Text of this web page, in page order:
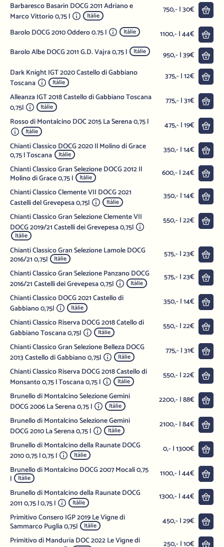
Barbaresco Basarin DOCG 2011 Adriano e
Marco Vittorio 0,75 l
Itálie
750,- | 30€
Barolo DOCG 2010 Oddero 0.75 l Itálie 1100,- | 44€
Barolo Albe DOCG 2011 G.D. Vajra 0,75 l Itálie 950,- | 39€
Dark Knight IGT 2020 Castello di Gabbiano
Toscana
Itálie
375,- | 12€
Alleanza IGT 2018 Castello di Gabbiano Toscana
0,75l
Itálie
775,- | 31€
Rosso di Montalcino DOC 2015 La Serena 0,75 l
Itálie
475,- | 19€
Chianti Classico DOCG 2020 Il Molino di Grace
0,75 l Toscana Itálie 350,- | 14€
Chianti Classico Gran Selezione DOCG 2012 Il
Molino di Grace 0,75 l Itálie 600,- | 24€
Chianti Classico Clemente VII DOCG 2021
Castelli del Grevepesa 0,75l
Itálie
350,- | 14€
Chianti Classico Gran Selezione Clemente VII
DOCG 2019/21 Castelli dei Grevepesa 0,75l
Itálie
550,- | 22€
Chianti Classico Gran Selezione Lamole DOCG
2016/21 0,75l Itálie 575,- | 23€
Chianti Classico Gran Selezione Panzano DOCG
2016/21 Castelli dei Grevepesa 0,75l
Itálie
575,- | 23€
Chianti Classico DOCG 2021 Castello di
Gabbiano 0,75l
Itálie
350,- | 14€
Chianti Classico Riserva DOCG 2018 Catello di
Gabbiano Toscana 0,75l
Itálie
550,- | 22€
Chianti Classico Gran Selezione Belleza DOCG
2013 Castello di Gabbiano 0,75l
Itálie
775,- | 31€
Chianti Classico Riserva DOCG 2018 Castello di
Monsanto 0,75 l Toscana 0,75 l
Itálie
550,- | 22€
Brunello di Montalcino Selezione Gemini
DOCG 2006 La Serena 0,75 l
Itálie
2200,- | 88€
Brunello di Montalcino Selezione Gemini
DOCG 2010 La Serena 0,75 l
Itálie
2100,- | 84€
Brunello di Montalcino della Raunate DOCG
2010 0,75 l 0,75 l
Itálie
0,- | 1300€
Brunello di Montalcino DOCG 2007 Mocali 0,75
l Itálie 1100,- | 44€
Brunello di Montalcino della Raunate DOCG
2011 0,75 l 0,75 l
Itálie
1300,- | 44€
Primitivo Consero IGP 2019 Le Vigne di
Sammarco Puglia 0,75l Itálie 450,- | 29€
Primitivo di Manduria DOC 2022 Le Vigne di
250,- | 10€